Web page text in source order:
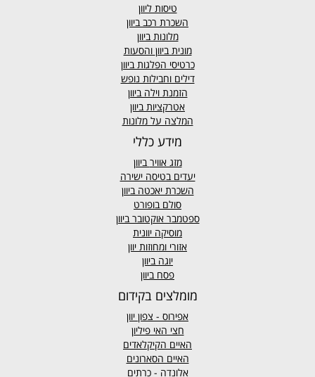
טיסות ליוון
השכרת רכב ביוון
מלונות ביוון
מונית ביוון והסעות
כרטיסי הפלגות ביוון
דילים וחבילות נופש
הזמנת וילה ביוון
אטרקציות ביוון
המלצה על מלונות
מידע כללי
מזג אוויר ביוון
יעדים בטיסה ישירה
השכרת יאכטה ביוון
סולם בופורט
ספטמבר אוקטובר ביוון
מוסיקה יוונית
אזורי ומחוזות יוון
יוגה ביוון
פסח ביוון
מומלצים בקידום
אפירוס - צפון יוון
חצי האי פיליון
האיים הקיקלאדים
האיים הסארונים
אלונדה - כרתים